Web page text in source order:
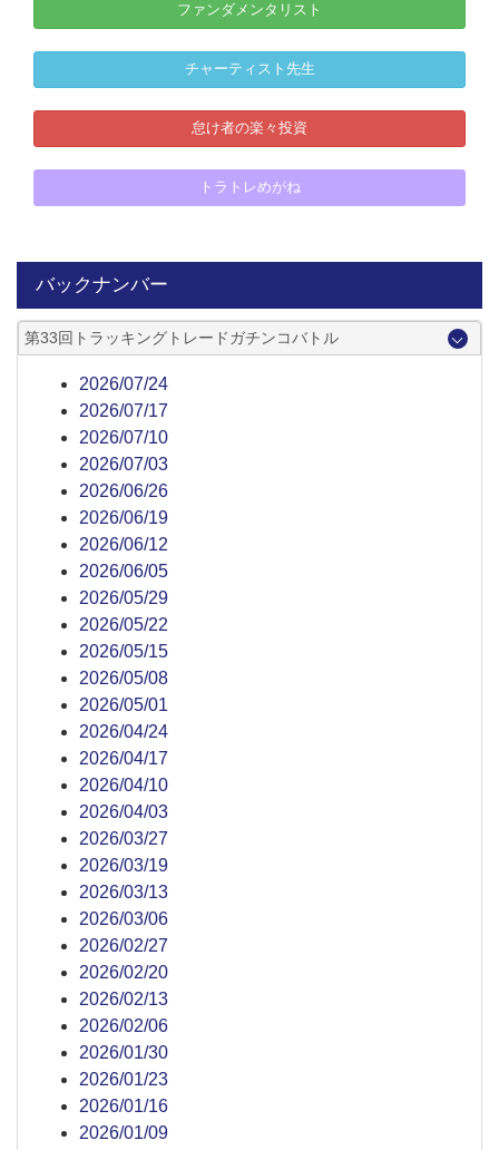
ファンダメンタリスト
チャーティスト先生
怠け者の楽々投資
トラトレめがね
バックナンバー
第33回トラッキングトレードガチンコバトル
2026/07/24
2026/07/17
2026/07/10
2026/07/03
2026/06/26
2026/06/19
2026/06/12
2026/06/05
2026/05/29
2026/05/22
2026/05/15
2026/05/08
2026/05/01
2026/04/24
2026/04/17
2026/04/10
2026/04/03
2026/03/27
2026/03/19
2026/03/13
2026/03/06
2026/02/27
2026/02/20
2026/02/13
2026/02/06
2026/01/30
2026/01/23
2026/01/16
2026/01/09